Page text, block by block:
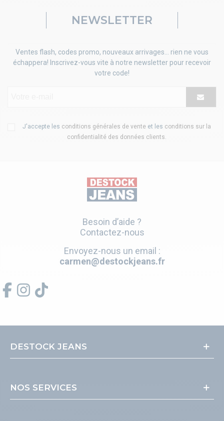
NEWSLETTER
Ventes flash, codes promo, nouveaux arrivages... rien ne vous
échappera! Inscrivez-vous vite à notre newsletter pour recevoir
votre code!
J'accepte les conditions générales de vente et les conditions sur la
confidentialité des données clients
Besoin d’aide ?
Contactez-nous
Envoyez-nous un email :
carmen@destockjeans.fr
DESTOCK JEANS
NOS SERVICES